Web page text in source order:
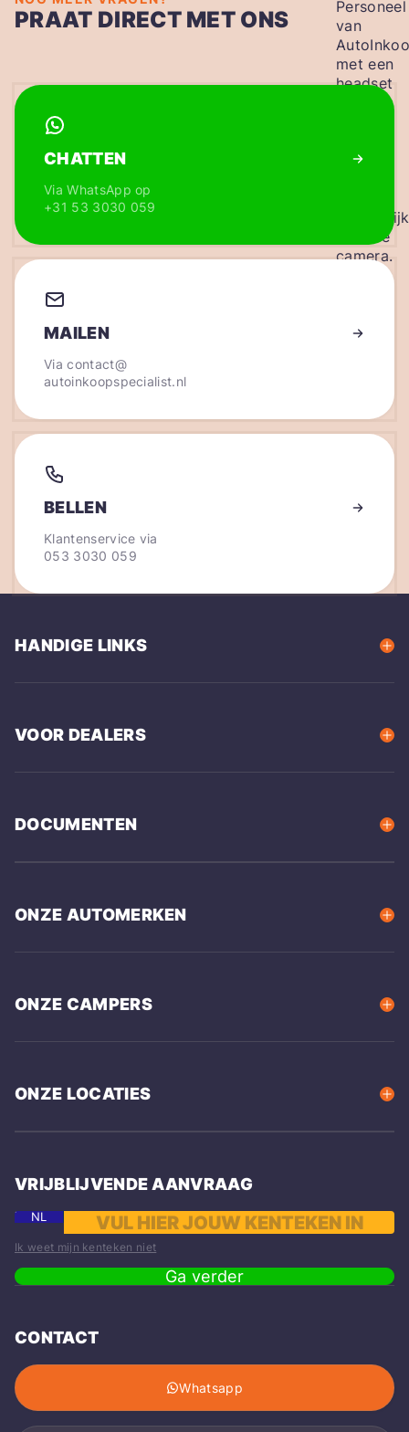
PRAAT DIRECT MET ONS
CHATTEN
Via WhatsApp op
+31 53 3030 059
MAILEN
Viacontact@
autoinkoopspecialist.nl
BELLEN
Klantenservice via
053 3030 059
HANDIGE LINKS
VOOR DEALERS
DOCUMENTEN
ONZE AUTOMERKEN
ONZE CAMPERS
ONZE LOCATIES
VRIJBLIJVENDE AANVRAAG
NL
Ik weet mijn kenteken niet
Ga verder
CONTACT
Whatsapp